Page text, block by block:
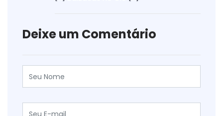
Deixe um Comentário